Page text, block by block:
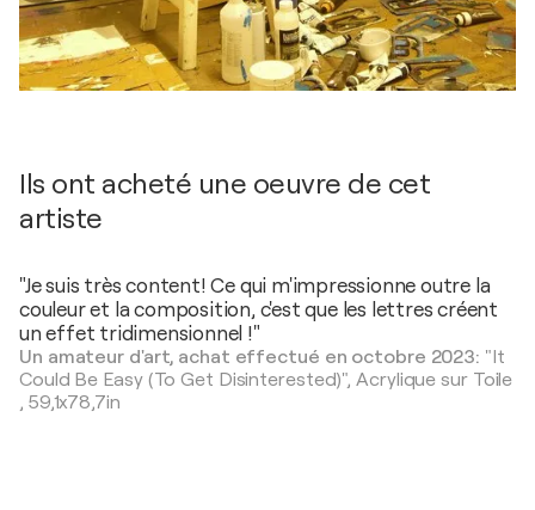
Ils ont acheté une oeuvre de cet
artiste
"Je suis très content! Ce qui m'impressionne outre la
couleur et la composition, c'est que les lettres créent
un effet tridimensionnel !"
Un amateur d'art, achat effectué en octobre 2023: "It
Could Be Easy (To Get Disinterested)",Acrylique sur Toile
, 59,1x78,7in